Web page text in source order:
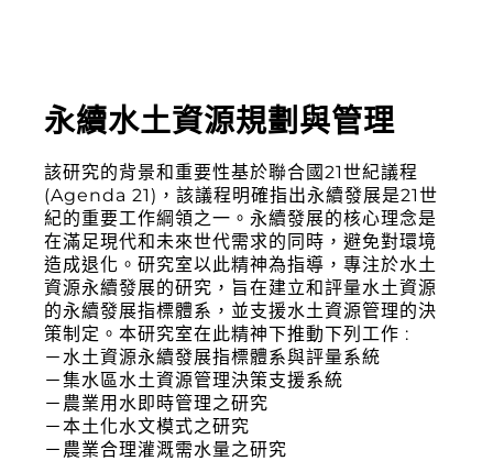
永續水土資源規劃與管理
該研究的背景和重要性基於聯合國21世紀議程
(Agenda 21)，該議程明確指出永續發展是21世
紀的重要工作綱領之一。永續發展的核心理念是
在滿足現代和未來世代需求的同時，避免對環境
造成退化。研究室以此精神為指導，專注於水土
資源永續發展的研究，旨在建立和評量水土資源
的永續發展指標體系，並支援水土資源管理的決
策制定。本研究室在此精神下推動下列工作 :
－水土資源永續發展指標體系與評量系統
－集水區水土資源管理決策支援系統
－農業用水即時管理之研究
－本土化水文模式之研究
－農業合理灌溉需水量之研究